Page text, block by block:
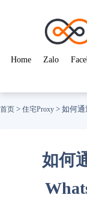
Home Zalo
首页 > 住宅Proxy > 如何通
如何